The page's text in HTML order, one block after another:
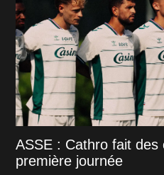
ASSE : Cathro fait
première journée